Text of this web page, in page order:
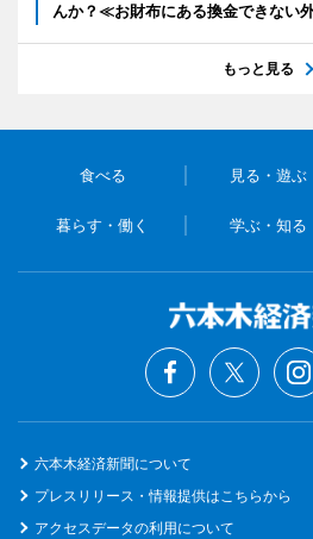
んか？≪お財布にある換金できない
もっと見る
食べる 見る・遊ぶ
暮らす・働く 学ぶ・知る
六本木経済新聞について
プレスリリース・情報提供はこちらから
アクセスデータの利用について